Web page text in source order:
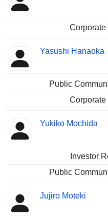
Corporate
Yasushi Hanaoka
Public
Corporate
Yukiko Mochida
Investor
Public
Jujiro Moteki